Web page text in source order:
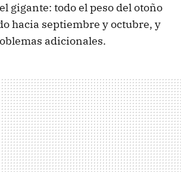
gigante: todo el peso del otoño
hacia septiembre y octubre, y
adicionales.